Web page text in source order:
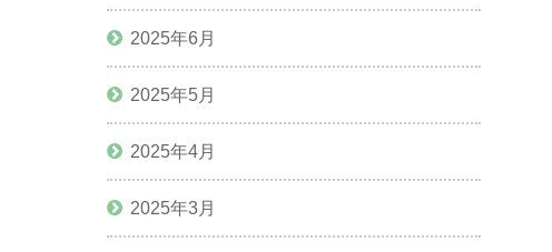
2025年6月
2025年5月
2025年4月
2025年3月